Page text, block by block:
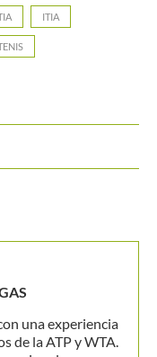
ITIA
una experiencia
de la ATP y WTA.